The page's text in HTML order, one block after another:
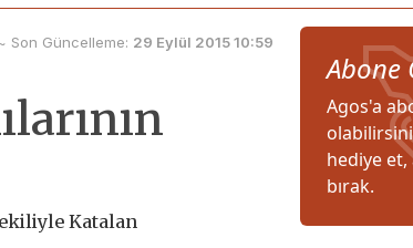
Son Güncelleme: 29 Eylül 2015 10:59
Katalan
Abone
Agos'a
hediye et,
bırak.